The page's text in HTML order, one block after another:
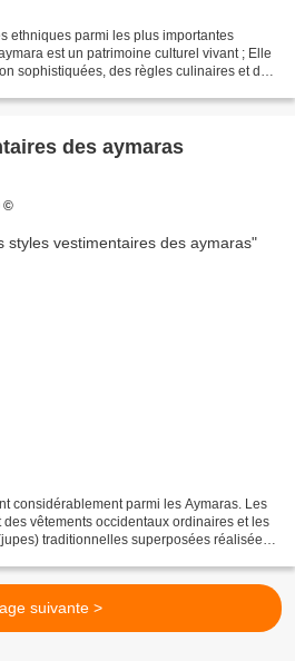
ethniques parmi les plus importantes
est un patrimoine culturel vivant ; Elle
sophistiquées, des règles culinaires et des
des aymaras
©
considérablement parmi les Aymaras. Les
vêtements occidentaux ordinaires et les
traditionnelles superposées réalisées
suivante >